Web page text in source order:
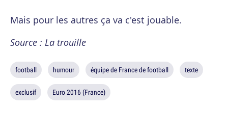
Mais pour les autres ça va c'est jouable.
Source : La trouille
football humour équipe de France de football texte
exclusif Euro 2016 (France)